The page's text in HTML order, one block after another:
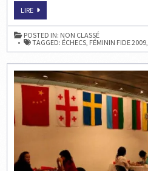
LIREGRAND
FIDE
FÉMININ
À
ISTANBUL
:
5
À
14H
POSTED IN: NON CLASSÉ
TAGGED: ÉCHECS, FÉMININ FIDE 2009,